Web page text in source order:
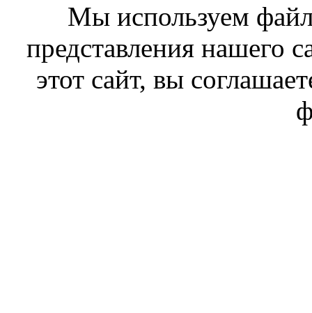
Мы используем
представления нашего
этот сайт, вы